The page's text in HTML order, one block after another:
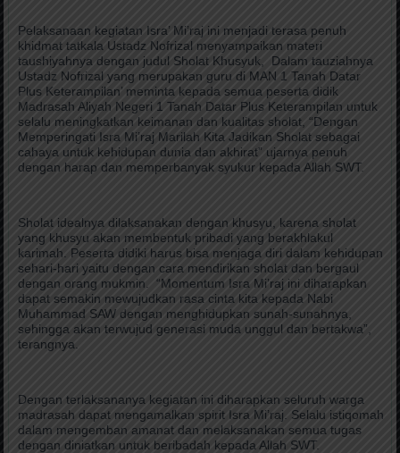
Pelaksanaan kegiatan Isra’ Mi’raj ini menjadi terasa penuh
khidmat tatkala Ustadz Nofrizal menyampaikan materi
taushiyahnya dengan judul Sholat Khusyuk, Dalam tauziahnya
Ustadz Nofrizal yang merupakan guru di MAN 1 Tanah Datar
Plus Keterampilan’ meminta kepada semua peserta didik
Madrasah Aliyah Negeri 1 Tanah Datar Plus Keterampilan untuk
selalu meningkatkan keimanan dan kualitas sholat, “Dengan
Memperingati Isra Mi’raj Marilah Kita Jadikan Sholat sebagai
cahaya untuk kehidupan dunia dan akhirat” ujarnya penuh
dengan harap dan memperbanyak syukur kepada Allah SWT.
Sholat idealnya dilaksanakan dengan khusyu, karena sholat
yang khusyu akan membentuk pribadi yang berakhlakul
karimah. Peserta didiki harus bisa menjaga diri dalam kehidupan
sehari-hari yaitu dengan cara mendirikan sholat dan bergaul
dengan orang mukmin. “Momentum Isra Mi’raj ini diharapkan
dapat semakin mewujudkan rasa cinta kita kepada Nabi
Muhammad SAW dengan menghidupkan sunah-sunahnya,
sehingga akan terwujud generasi muda unggul dan bertakwa”,
terangnya.
Dengan terlaksananya kegiatan ini diharapkan seluruh warga
madrasah dapat mengamalkan spirit Isra Mi’raj. Selalu istiqomah
dalam mengemban amanat dan melaksanakan semua tugas
dengan diniatkan untuk beribadah kepada Allah SWT.